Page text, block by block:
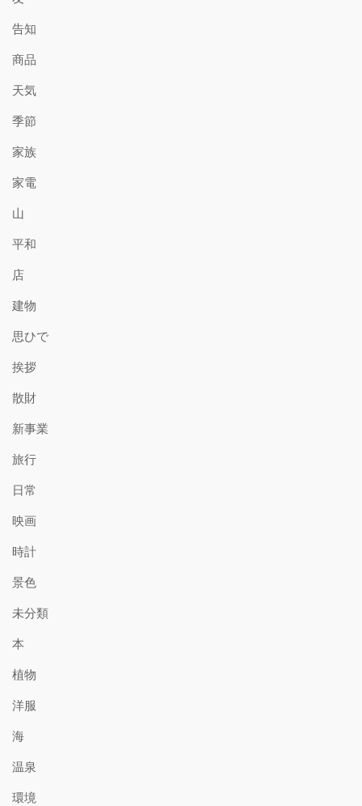
告知
商品
天気
季節
家族
家電
山
平和
店
建物
思ひで
挨拶
散財
新事業
旅行
日常
映画
時計
景色
未分類
本
植物
洋服
海
温泉
環境